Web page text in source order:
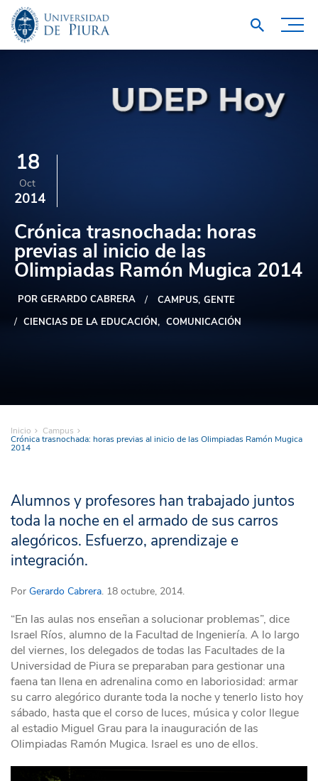
18
Oct
2014
Crónica trasnochada: horas
previas al inicio de las
Olimpiadas Ramón Mugica 2014
POR GERARDO CABRERA CAMPUS GENTE
CIENCIAS DE LA EDUCACIÓN
COMUNICACIÓN
Inicio Campus
Crónica trasnochada: horas previas al inicio de las Olimpiadas Ramón Mugica
2014
Alumnos y profesores han trabajado juntos
toda la noche en el armado de sus carros
alegóricos. Esfuerzo, aprendizaje e
integración.
Por Gerardo Cabrera. 18 octubre, 2014.
“En las aulas nos enseñan a solucionar problemas”, dice
Israel Ríos, alumno de la Facultad de Ingeniería. A lo largo
del viernes, los delegados de todas las Facultades de la
Universidad de Piura se preparaban para gestionar una
faena tan llena en adrenalina como en laboriosidad: armar
su carro alegórico durante toda la noche y tenerlo listo hoy
sábado, hasta que el corso de luces, música y color llegue
al estadio Miguel Grau para la inauguración de las
Olimpiadas Ramón Mugica. Israel es uno de ellos.